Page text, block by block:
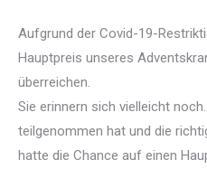
Aufgrund der Covid-19-
Hauptpreis unseres
überreichen.
Sie erinnern sich vielleicht
teilgenommen hat und die
hatte die Chance auf einen